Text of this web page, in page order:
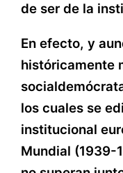
de ser de la
En efecto, y
históricamente
los cuales se
institucional
Mundial